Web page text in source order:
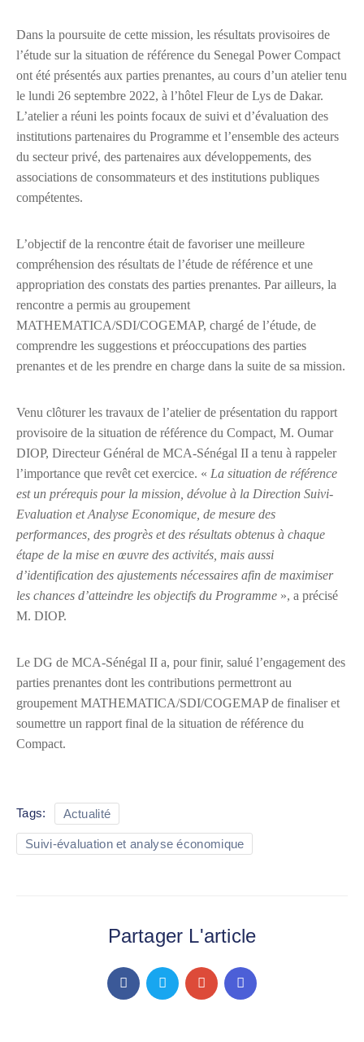
Dans la poursuite de cette mission, les résultats provisoires de
l’étude sur la situation de référence du Senegal Power Compact
ont été présentés aux parties prenantes, au cours d’un atelier tenu
le lundi 26 septembre 2022, à l’hôtel Fleur de Lys de Dakar.
L’atelier a réuni les points focaux de suivi et d’évaluation des
institutions partenaires du Programme et l’ensemble des acteurs
du secteur privé, des partenaires aux développements, des
associations de consommateurs et des institutions publiques
compétentes.
L’objectif de la rencontre était de favoriser une meilleure
compréhension des résultats de l’étude de référence et une
appropriation des constats des parties prenantes. Par ailleurs, la
rencontre a permis au groupement
MATHEMATICA/SDI/COGEMAP, chargé de l’étude, de
comprendre les suggestions et préoccupations des parties
prenantes et de les prendre en charge dans la suite de sa mission.
Venu clôturer les travaux de l’atelier de présentation du rapport
provisoire de la situation de référence du Compact, M. Oumar
DIOP, Directeur Général de MCA-Sénégal II a tenu à rappeler
l’importance que revêt cet exercice. « La situation de référence
est un prérequis pour la mission, dévolue à la Direction Suivi-
Evaluation et Analyse Economique, de mesure des
performances, des progrès et des résultats obtenus à chaque
étape de la mise en œuvre des activités, mais aussi
d’identification des ajustements nécessaires afin de maximiser
les chances d’atteindre les objectifs du Programme », a précisé
M. DIOP.
Le DG de MCA-Sénégal II a, pour finir, salué l’engagement des
parties prenantes dont les contributions permettront au
groupement MATHEMATICA/SDI/COGEMAP de finaliser et
soumettre un rapport final de la situation de référence du
Compact.
Tags: Actualité
Suivi-évaluation et analyse économique
Partager L'article